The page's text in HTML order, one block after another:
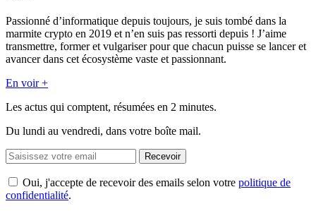
Passionné d’informatique depuis toujours, je suis tombé dans la
marmite crypto en 2019 et n’en suis pas ressorti depuis ! J’aime
transmettre, former et vulgariser pour que chacun puisse se lancer et
avancer dans cet écosystème vaste et passionnant.
En voir +
Les actus qui comptent, résumées en 2 minutes.
Du lundi au vendredi, dans votre boîte mail.
Recevoir
Oui, j'accepte de recevoir des emails selon votre politique de
confidentialité.